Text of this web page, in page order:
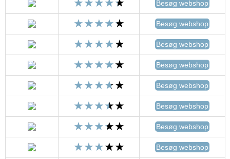
Besøg webshop
Besøg webshop
Besøg webshop
Besøg webshop
Besøg webshop
Besøg webshop
Besøg webshop
Besøg webshop